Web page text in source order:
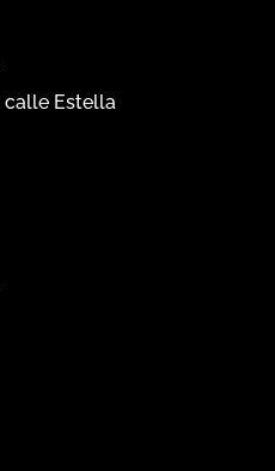
calle Estella